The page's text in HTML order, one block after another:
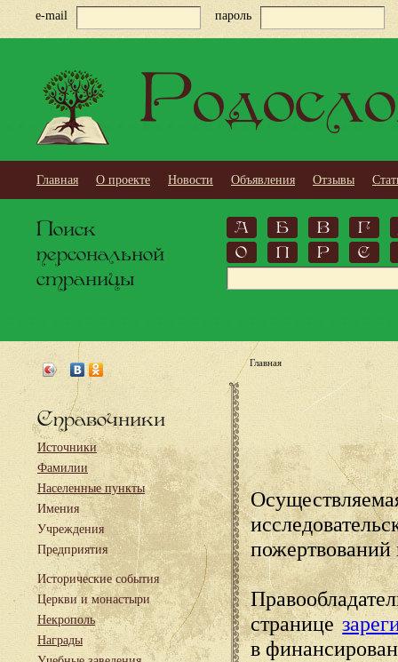
e-mail пароль
Главная О проекте Новости Объявления Отзывы
Поиск
персональной
страницы
А Б В
Г
О
П Р С
Справочники
Источники
Фамилии
Населенные пункты
Имения
Учреждения
Предприятия
Исторические события
Церкви и монастыри
Некрополь
Награды
Главная
пожертвований
странице
в